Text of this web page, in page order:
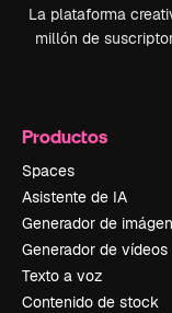
La plataforma
millón de
Productos
Spaces
Asistente de IA
Generador de
Generador de vídeos
Texto a voz
Contenido de stock